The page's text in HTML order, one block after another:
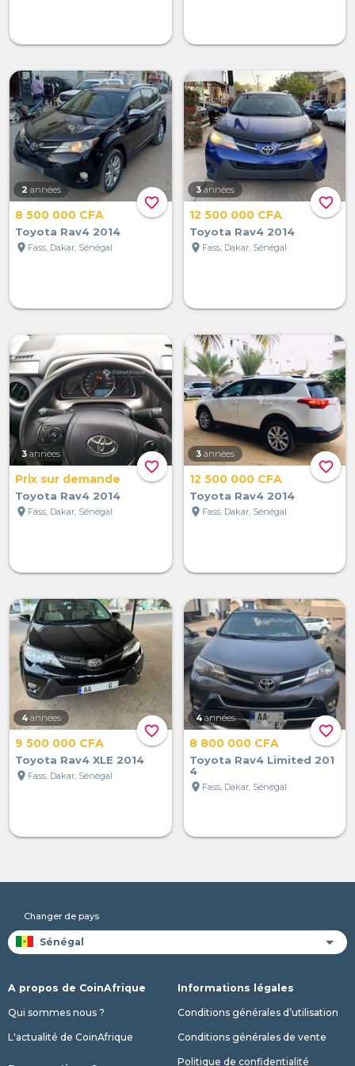
favorite_border
2 années
8 500 000 CFA
Toyota Rav4 2014
location_on Fass, Dakar, Sénégal
favorite_border
3 années
12 500 000 CFA
Toyota Rav4 2014
location_on Fass, Dakar, Sénégal
favorite_border
3 années
Prix sur demande
Toyota Rav4 2014
location_on Fass, Dakar, Sénégal
favorite_border
3 années
12 500 000 CFA
Toyota Rav4 2014
location_on Fass, Dakar, Sénégal
favorite_border
4 années
9 500 000 CFA
Toyota Rav4 XLE 2014
location_on Fass, Dakar, Sénégal
favorite_border
4 années
8 800 000 CFA
Toyota Rav4 Limited 201
4
location_on Fass, Dakar, Sénégal
Changer de pays
A propos de CoinAfrique
Qui sommes nous ?
L'actualité de CoinAfrique
Informations légales
Conditions générales d’utilisation
Conditions générales de vente
Politique de confidentialité